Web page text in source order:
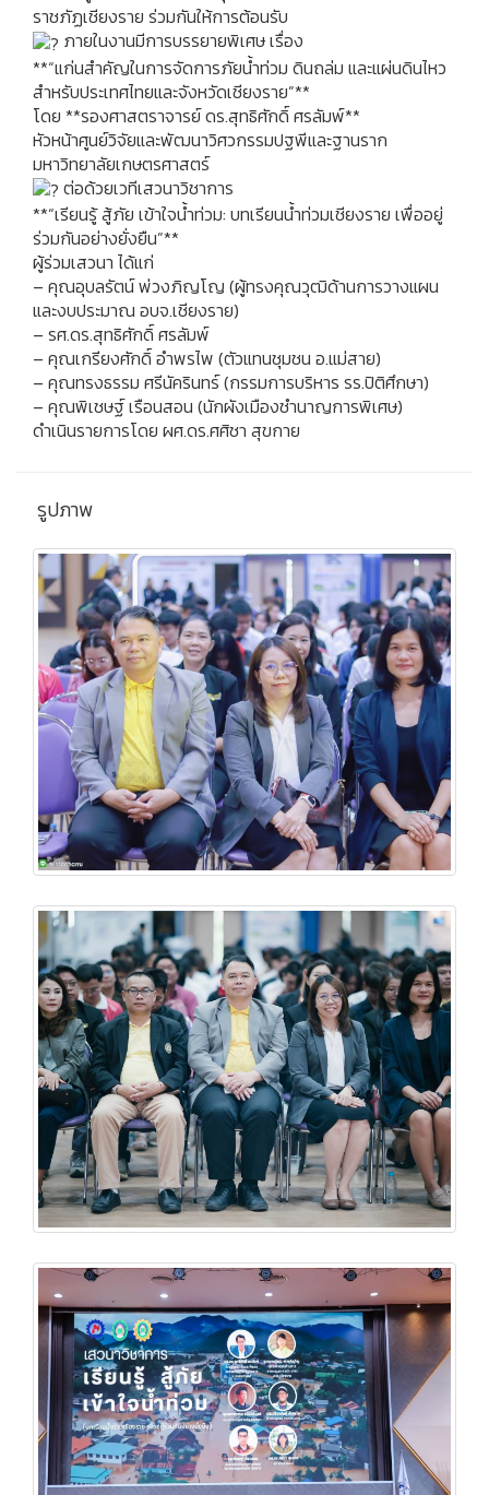
ราชภัฏเชียงราย ร่วมกันให้การต้อนรับ
ภายในงานมีการบรรยายพิเศษ เรื่อง
**“แก่นสำคัญในการจัดการภัยน้ำท่วม ดินถล่ม และแผ่นดินไหว
สำหรับประเทศไทยและจังหวัดเชียงราย”**
โดย **รองศาสตราจารย์ ดร.สุทธิศักดิ์ ศรลัมพ์**
หัวหน้าศูนย์วิจัยและพัฒนาวิศวกรรมปฐพีและฐานราก
มหาวิทยาลัยเกษตรศาสตร์
ต่อด้วยเวทีเสวนาวิชาการ
**“เรียนรู้ สู้ภัย เข้าใจน้ำท่วม: บทเรียนน้ำท่วมเชียงราย เพื่ออยู่
ร่วมกันอย่างยั่งยืน”**
ผู้ร่วมเสวนา ได้แก่
– คุณอุบลรัตน์ พ่วงภิญโญ (ผู้ทรงคุณวุฒิด้านการวางแผน
และงบประมาณ อบจ.เชียงราย)
– รศ.ดร.สุทธิศักดิ์ ศรลัมพ์
– คุณเกรียงศักดิ์ อำพรไพ (ตัวแทนชุมชน อ.แม่สาย)
– คุณทรงธรรม ศรีนัครินทร์ (กรรมการบริหาร รร.ปิติศึกษา)
– คุณพิเชษฐ์ เรือนสอน (นักผังเมืองชำนาญการพิเศษ)
ดำเนินรายการโดย ผศ.ดร.ศศิชา สุขกาย
รูปภาพ